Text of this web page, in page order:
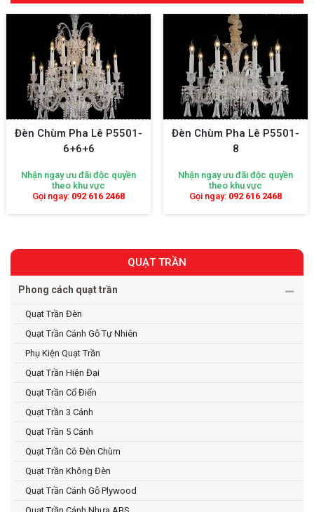
Đèn Chùm Pha Lê P5501-
6+6+6
Nhận ngay ưu đãi độc quyền
theo khu vực
Gọi ngay: 092 616 2468
Đèn Chùm Pha Lê P5501-
8
Nhận ngay ưu đãi độc quyền
theo khu vực
Gọi ngay: 092 616 2468
QUẠT TRẦN
Phong cách quạt trần
Quạt Trần Đèn
Quạt Trần Cánh Gỗ Tự Nhiên
Phụ Kiện Quạt Trần
Quạt Trần Hiện Đại
Quạt Trần Cổ Điển
Quạt Trần 3 Cánh
Quạt Trần 5 Cánh
Quạt Trần Có Đèn Chùm
Quạt Trần Không Đèn
Quạt Trần Cánh Gỗ Plywood